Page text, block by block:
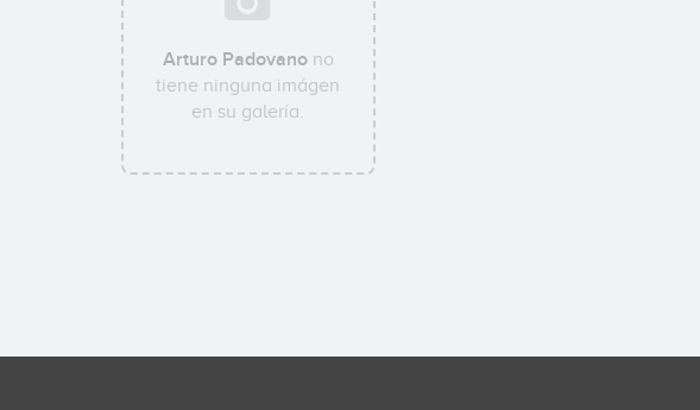
Arturo Padovanono
tiene ninguna imágen
en su galería.